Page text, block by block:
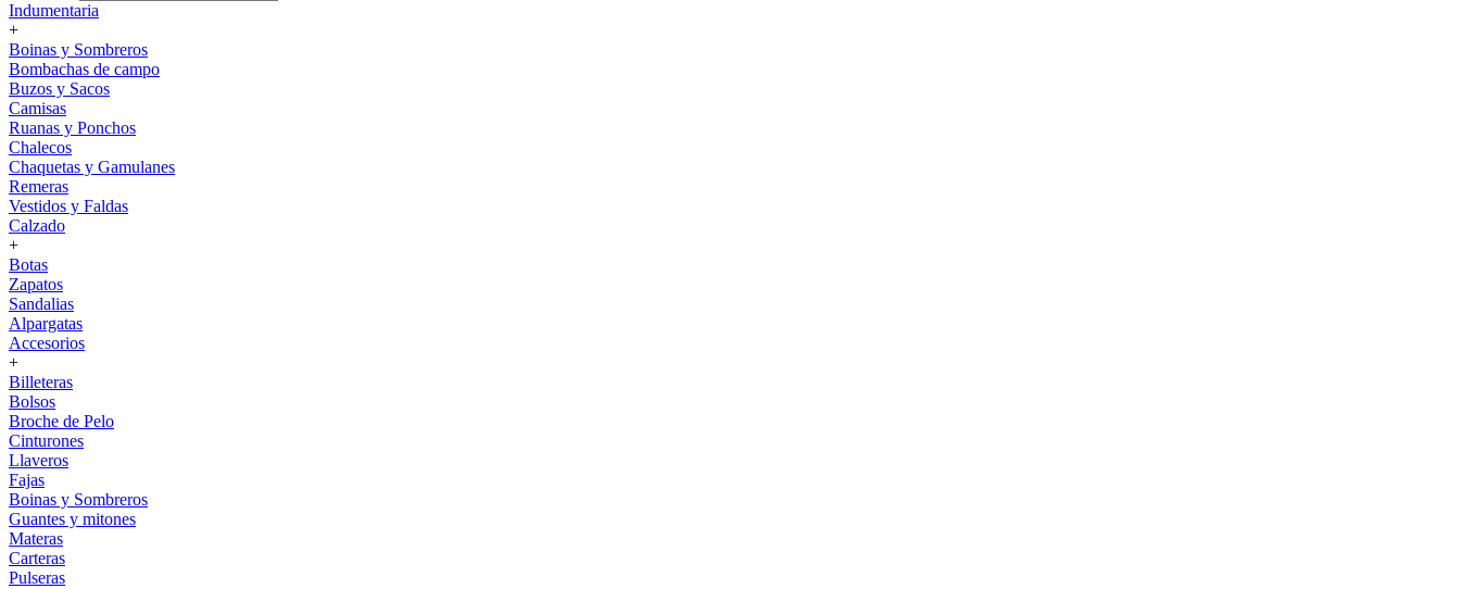
Indumentaria
+
Boinas y Sombreros
Bombachas de campo
Buzos y Sacos
Camisas
Ruanas y Ponchos
Chalecos
Chaquetas y Gamulanes
Remeras
Vestidos y Faldas
Calzado
+
Botas
Zapatos
Sandalias
Alpargatas
Accesorios
+
Billeteras
Bolsos
Broche de Pelo
Cinturones
Llaveros
Fajas
Boinas y Sombreros
Guantes y mitones
Materas
Carteras
Pulseras